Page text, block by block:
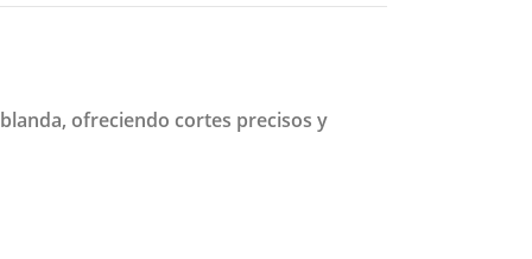
ofreciendo cortes precisos y